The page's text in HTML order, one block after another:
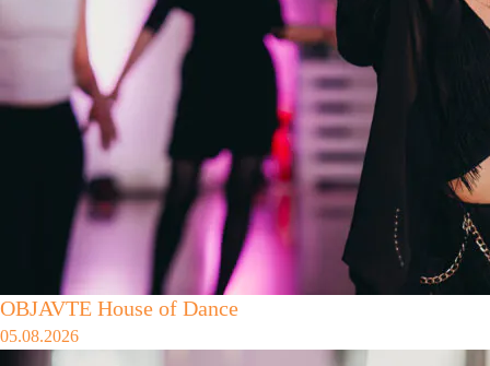
OBJAVTE House of Dance
05.08.2026